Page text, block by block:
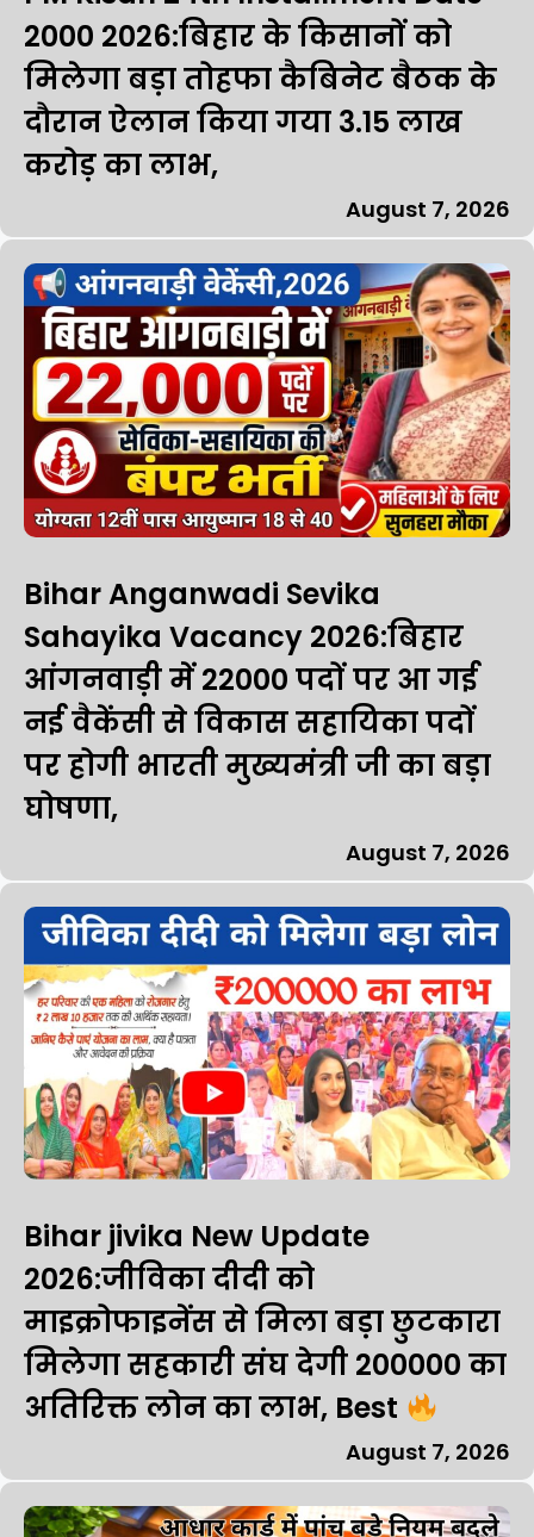
₹2000 2026:बिहार के किसानों को
मिलेगा बड़ा तोहफा कैबिनेट बैठक के
दौरान ऐलान किया गया 3.15 लाख
करोड़ का लाभ,
August 7, 2026
Bihar Anganwadi Sevika
Sahayika Vacancy 2026:बिहार
आंगनवाड़ी में 22000 पदों पर आ गई
नई वैकेंसी से विकास सहायिका पदों
पर होगी भारती मुख्यमंत्री जी का बड़ा
घोषणा,
August 7, 2026
Bihar jivika New Update
2026:जीविका दीदी को
माइक्रोफाइनेंस से मिला बड़ा छुटकारा
मिलेगा सहकारी संघ देगी ₹200000 का
अतिरिक्त लोन का लाभ, Best
August 7, 2026